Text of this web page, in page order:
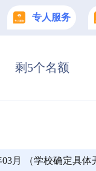
专人服务
剩5个名额
03月 （学校确定具